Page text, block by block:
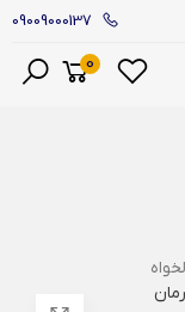
09009000137
0